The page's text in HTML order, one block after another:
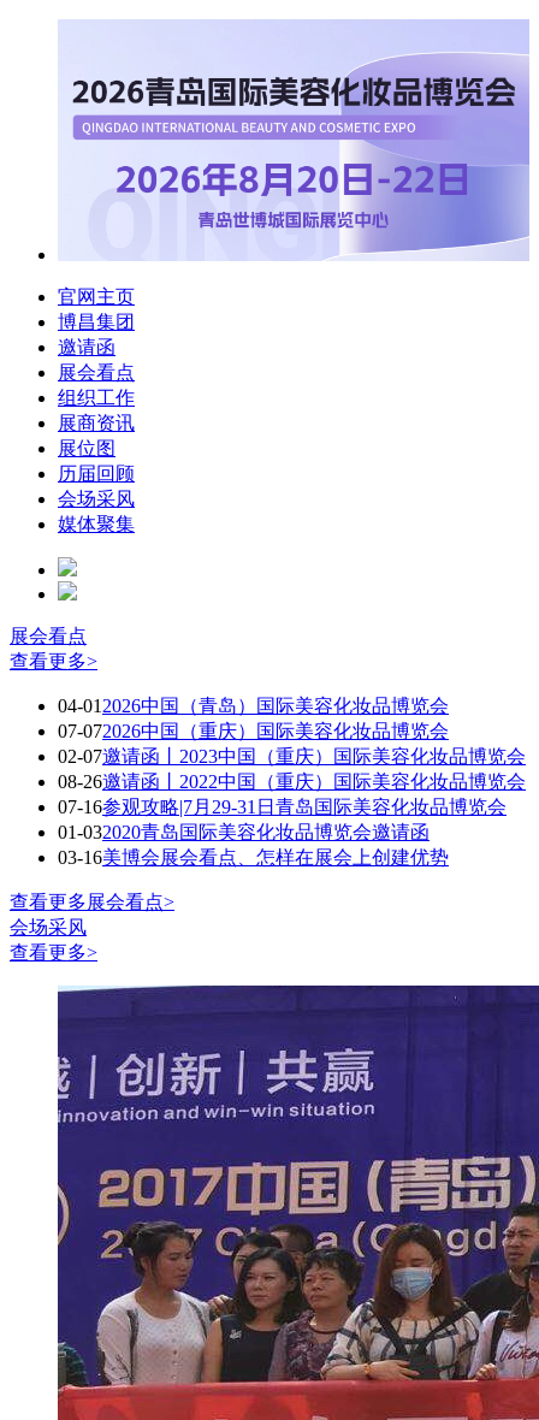
官网主页
博昌集团
邀请函
展会看点
组织工作
展商资讯
展位图
历届回顾
会场采风
媒体聚集
展会看点
查看更多>
04-012026中国（青岛）国际美容化妆品博览会
07-072026中国（重庆）国际美容化妆品博览会
02-07邀请函丨2023中国（重庆）国际美容化妆品博览会
08-26邀请函丨2022中国（重庆）国际美容化妆品博览会
07-16参观攻略|7月29-31日青岛国际美容化妆品博览会
01-032020青岛国际美容化妆品博览会邀请函
03-16美博会展会看点、怎样在展会上创建优势
查看更多展会看点>
会场采风
查看更多>